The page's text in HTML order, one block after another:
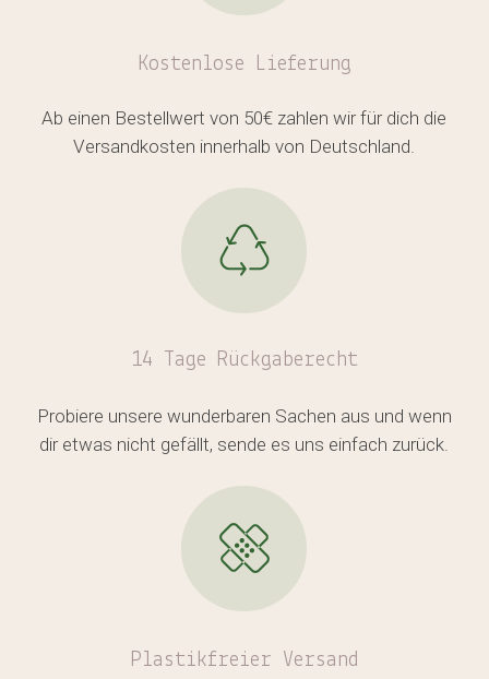
Kostenlose Lieferung
Ab einen Bestellwert von 50€ zahlen wir für dich die
Versandkosten innerhalb von Deutschland.
14 Tage Rückgaberecht
Probiere unsere wunderbaren Sachen aus und wenn
dir etwas nicht gefällt, sende es uns einfach zurück.
Plastikfreier Versand